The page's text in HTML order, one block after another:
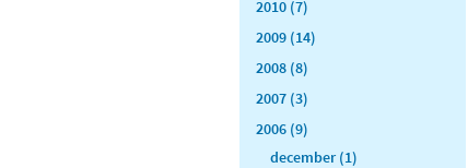
2010 (7)
2009 (14)
2008 (8)
2007 (3)
2006 (9)
december (1)